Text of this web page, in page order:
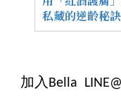
私藏的逆齡秘
加入Bella